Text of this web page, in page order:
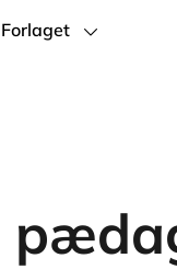
Forlaget